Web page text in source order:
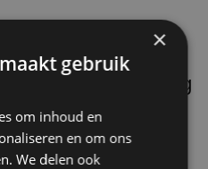
2-zijdig
wielen, volledig
×
gebruik
om inhoud en
en om ons
We delen ook